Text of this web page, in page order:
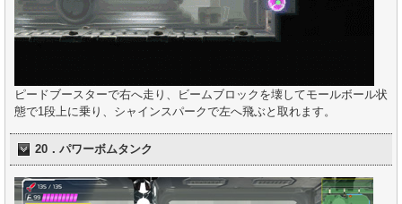
ピードブースターで右へ走り、ビームブロックを壊してモールボール状
態で1段上に乗り、シャインスパークで左へ飛ぶと取れます。
20．パワーボムタンク